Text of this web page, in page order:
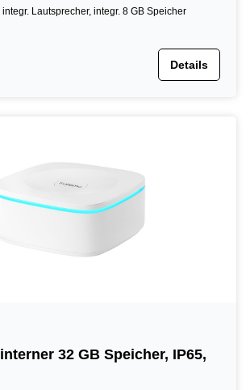
integr. Lautsprecher, integr. 8 GB Speicher
Details
32 GB Speicher, IP65,